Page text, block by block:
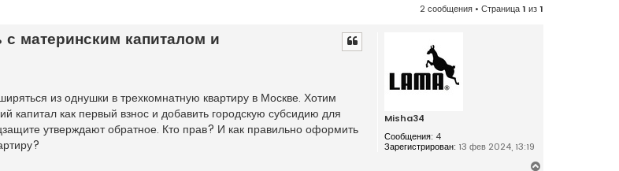
2 сообщения • Страница1 из1
Misha34
Сообщения: 4
Зарегистрирован: 13 фев 2024, 13:19
материнским капиталом и
из однушки в трехкомнатную квартиру в Москве. Хотим
капитал как первый взнос и добавить городскую субсидию для
утверждают обратное. Кто прав? И как правильно оформить